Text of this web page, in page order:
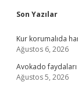
Son Yazılar
Kur korumalıda
Ağustos 6, 2026
Avokado
Ağustos 5, 2026